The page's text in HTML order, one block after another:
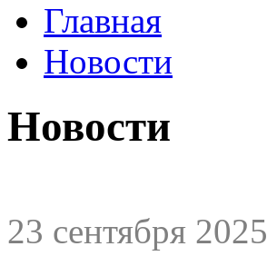
Главная
Новости
Новости
23 сентября 2025